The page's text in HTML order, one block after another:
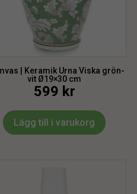
| Keramik Urna Viska grön-
vit Ø19×30 cm
599 kr
Lägg till i varukorg